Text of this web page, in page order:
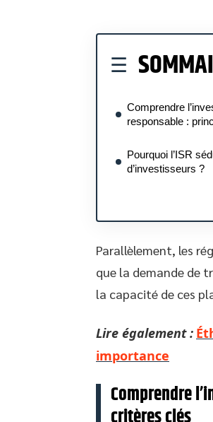
Comprendre
responsable :
Pourquoi l’ISR
d’investisseurs ?
Parallèlement, les
que la demande de
la capacité de ces
Lire également :
importance
Comprendre